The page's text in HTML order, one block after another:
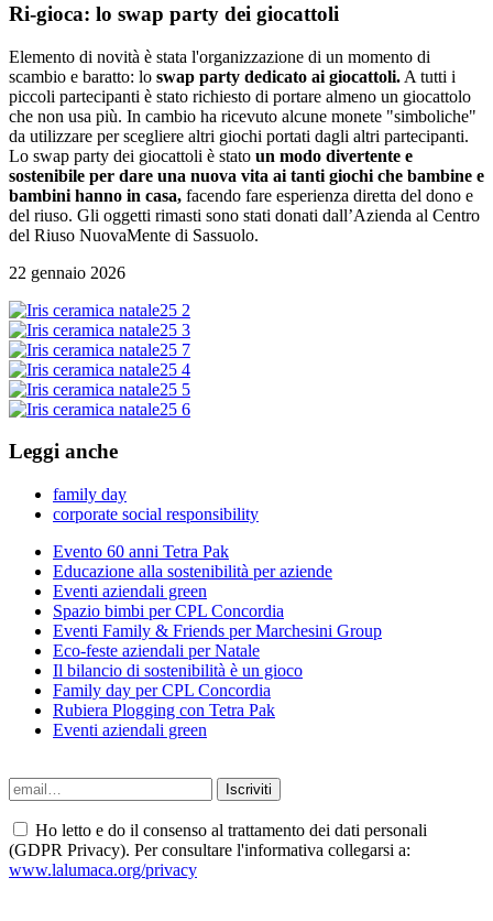
Ri-gioca: lo swap party dei giocattoli
Elemento di novità è stata l'organizzazione di un momento di
scambio e baratto: lo swap party dedicato ai giocattoli. A tutti i
piccoli partecipanti è stato richiesto di portare almeno un giocattolo
che non usa più. In cambio ha ricevuto alcune monete "simboliche"
da utilizzare per scegliere altri giochi portati dagli altri partecipanti.
Lo swap party dei giocattoli è stato un modo divertente e
sostenibile per dare una nuova vita ai tanti giochi che bambine e
bambini hanno in casa, facendo fare esperienza diretta del dono e
del riuso. Gli oggetti rimasti sono stati donati dall’Azienda al Centro
del Riuso NuovaMente di Sassuolo.
22 gennaio 2026
Leggi anche
family day
corporate social responsibility
Evento 60 anni Tetra Pak
Educazione alla sostenibilità per aziende
Eventi aziendali green
Spazio bimbi per CPL Concordia
Eventi Family & Friends per Marchesini Group
Eco-feste aziendali per Natale
Il bilancio di sostenibilità è un gioco
Family day per CPL Concordia
Rubiera Plogging con Tetra Pak
Eventi aziendali green
Ho letto e do il consenso al trattamento dei dati personali
(GDPR Privacy). Per consultare l'informativa collegarsi a:
www.lalumaca.org/privacy